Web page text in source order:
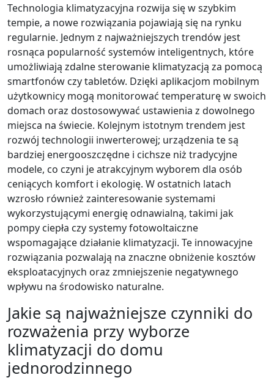
Technologia klimatyzacyjna rozwija się w szybkim
tempie, a nowe rozwiązania pojawiają się na rynku
regularnie. Jednym z najważniejszych trendów jest
rosnąca popularność systemów inteligentnych, które
umożliwiają zdalne sterowanie klimatyzacją za pomocą
smartfonów czy tabletów. Dzięki aplikacjom mobilnym
użytkownicy mogą monitorować temperaturę w swoich
domach oraz dostosowywać ustawienia z dowolnego
miejsca na świecie. Kolejnym istotnym trendem jest
rozwój technologii inwerterowej; urządzenia te są
bardziej energooszczędne i cichsze niż tradycyjne
modele, co czyni je atrakcyjnym wyborem dla osób
ceniących komfort i ekologię. W ostatnich latach
wzrosło również zainteresowanie systemami
wykorzystującymi energię odnawialną, takimi jak
pompy ciepła czy systemy fotowoltaiczne
wspomagające działanie klimatyzacji. Te innowacyjne
rozwiązania pozwalają na znaczne obniżenie kosztów
eksploatacyjnych oraz zmniejszenie negatywnego
wpływu na środowisko naturalne.
Jakie są najważniejsze czynniki do
rozważenia przy wyborze
klimatyzacji do domu
jednorodzinnego